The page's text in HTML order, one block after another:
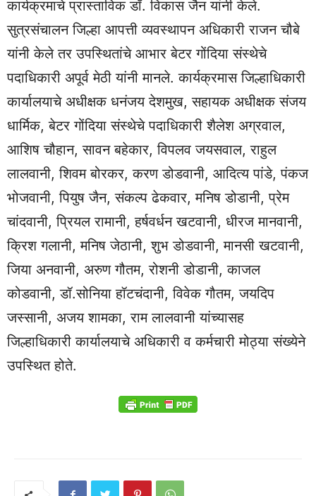
कार्यक्रमाचे प्रास्ताविक डॉ. विकास जैन यांनी केले.
सुत्रसंचालन जिल्हा आपत्ती व्यवस्थापन अधिकारी राजन चौबे
यांनी केले तर उपस्थितांचे आभार बेटर गोंदिया संस्थेचे
पदाधिकारी अपूर्व मेठी यांनी मानले. कार्यक्रमास जिल्हाधिकारी
कार्यालयाचे अधीक्षक धनंजय देशमुख, सहायक अधीक्षक संजय
धार्मिक, बेटर गोंदिया संस्थेचे पदाधिकारी शैलेश अग्रवाल,
आशिष चौहान, सावन बहेकार, विपलव जयसवाल, राहुल
लालवानी, शिवम बोरकर, करण डोडवानी, आदित्य पांडे, पंकज
भोजवानी, पियुष जैन, संकल्प ढेकवार, मनिष डोडानी, प्रेम
चांदवानी, प्रियल रामानी, हर्षवर्धन खटवानी, धीरज मानवानी,
क्रिश गलानी, मनिष जेठानी, शुभ डोडवानी, मानसी खटवानी,
जिया अनवानी, अरुण गौतम, रोशनी डोडानी, काजल
कोडवानी, डॉ.सोनिया हॉटचंदानी, विवेक गौतम, जयदिप
जस्सानी, अजय शामका, राम लालवानी यांच्यासह
जिल्हाधिकारी कार्यालयाचे अधिकारी व कर्मचारी मोठ्या संख्येने
उपस्थित होते.